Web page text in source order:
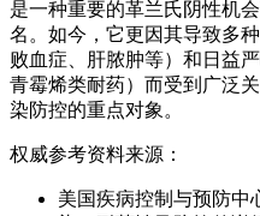
是一种重要的革兰氏阴性机
名。如今，它更因其导致多
败血症、肝脓肿等）和日益
青霉烯类耐药）而受到广泛
染防控的重点对象。
权威参考资料来源：
美国疾病控制与预防中